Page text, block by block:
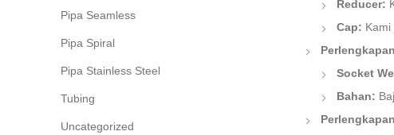
Pipa Seamless
Pipa Spiral
Pipa Stainless Steel
Tubing
Uncategorized
Reducer:
Cap: Kami
Socket
Bahan: